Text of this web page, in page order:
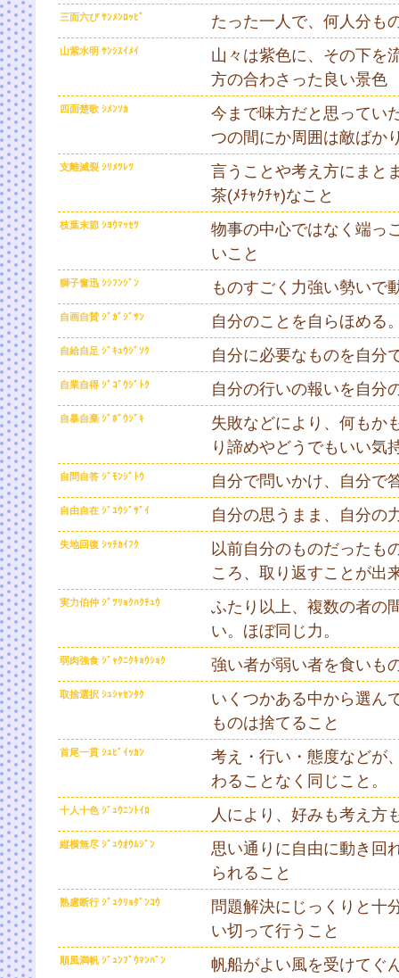
三面六ぴ ｻﾝﾒﾝﾛｯﾋﾟ たった一人で、何人分も
山紫水明 ｻﾝｼｽｲﾒｲ
山々は紫色に、その下を
方の合わさった良い景色
四面楚歌 ｼﾒﾝｿｶ
今まで味方だと思ってい
つの間にか周囲は敵ばか
支離滅裂 ｼﾘﾒﾂﾚﾂ
言うことや考え方にまと
茶(ﾒﾁｬｸﾁｬ)なこと
枝葉末節 ｼﾖｳﾏｯｾﾂ
物事の中心ではなく端っ
いこと
獅子奮迅 ｼｼﾌﾝｼﾞﾝ ものすごく力強い勢いで
自画自賛 ｼﾞｶﾞｼﾞｻﾝ 自分のことを自らほめる
自給自足 ｼﾞｷｭｳｼﾞｿｸ 自分に必要なものを自分
自業自得 ｼﾞｺﾞｳｼﾞﾄｸ 自分の行いの報いを自分
自暴自棄 ｼﾞﾎﾞｳｼﾞｷ
失敗などにより、何もか
り諦めやどうでもいい気
自問自答 ｼﾞﾓﾝｼﾞﾄｳ 自分で問いかけ、自分で
自由自在 ｼﾞﾕｳｼﾞｻﾞｲ 自分の思うまま、自分の
失地回復 ｼｯﾁｶｲﾌｸ
以前自分のものだったも
ころ、取り返すことが出
実力伯仲 ｼﾞﾂﾘｮｸﾊｸﾁｭｳ
ふたり以上、複数の者の
い。ほぼ同じ力。
弱肉強食 ｼﾞｬｸﾆｸｷｮｳｼｮｸ 強い者が弱い者を食いも
取捨選択 ｼｭｼｬｾﾝﾀｸ
いくつかある中から選ん
ものは捨てること
首尾一貫 ｼｭﾋﾞｲｯｶﾝ
考え・行い・態度などが
わることなく同じこと。
十人十色 ｼﾞｭｳﾆﾝﾄｲﾛ 人により、好みも考え方
縦横無尽 ｼﾞｭｳｵｳﾑｼﾞﾝ
思い通りに自由に動き回
られること
熟慮断行 ｼﾞｭｸﾘｮﾀﾞﾝｺｳ
問題解決にじっくりと十
い切って行うこと
順風満帆 ｼﾞｭﾝﾌﾟｳﾏﾝﾊﾟﾝ
帆船がよい風を受けてぐ